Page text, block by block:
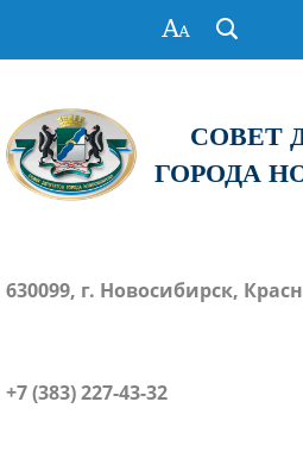
СОВЕТ
ГОРОДА
630099, г. Новосибирск,
+7 (383) 227-43-32